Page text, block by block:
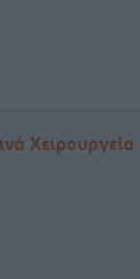
Χειρουργεία